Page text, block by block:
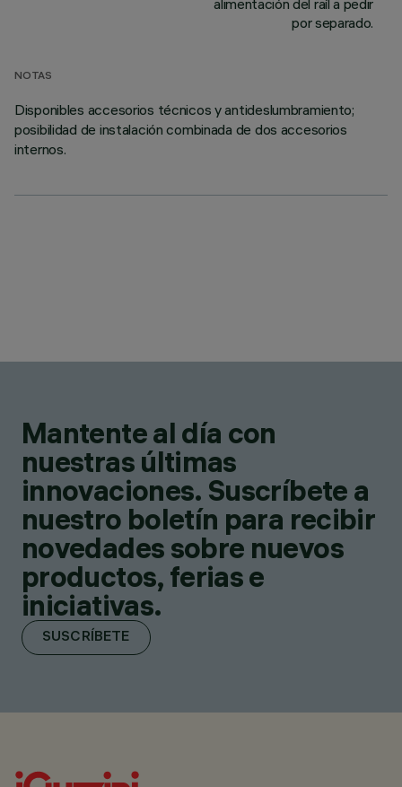
alimentación del raíl a pedir
por separado.
NOTAS
Disponibles accesorios técnicos y antideslumbramiento;
posibilidad de instalación combinada de dos accesorios
internos.
Mantente al día con
nuestras últimas
innovaciones. Suscríbete a
nuestro boletín para recibir
novedades sobre nuevos
productos, ferias e
iniciativas.
SUSCRÍBETE